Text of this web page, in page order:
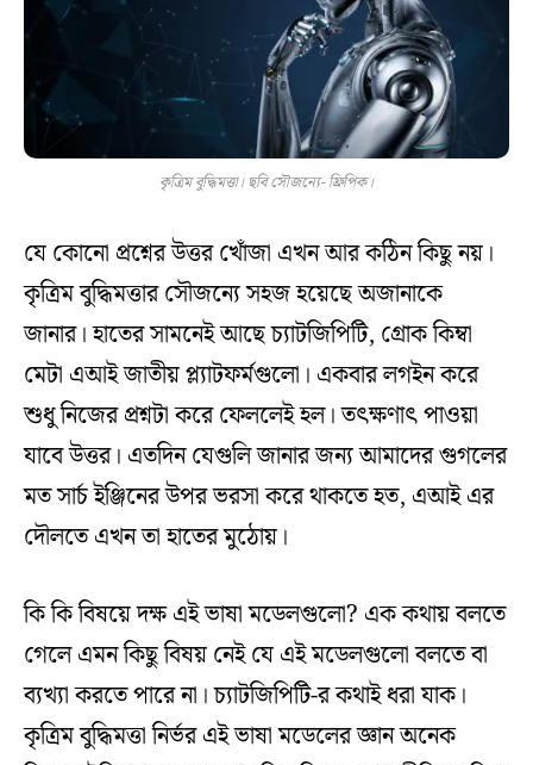
কৃত্রিম বুদ্ধিমত্তা। ছবি সৌজন্যে- ফ্রিপিক।
যে কোনো প্রশ্নের উত্তর খোঁজা এখন আর কঠিন কিছু নয়।
কৃত্রিম বুদ্ধিমত্তার সৌজন্যে সহজ হয়েছে অজানাকে
জানার। হাতের সামনেই আছে চ্যাটজিপিটি, গ্রোক কিম্বা
মেটা এআই জাতীয় প্ল্যাটফর্মগুলো। একবার লগইন করে
শুধু নিজের প্রশ্নটা করে ফেললেই হল। তৎক্ষণাৎ পাওয়া
যাবে উত্তর। এতদিন যেগুলি জানার জন্য আমাদের গুগলের
মত সার্চ ইঞ্জিনের উপর ভরসা করে থাকতে হত, এআই এর
দৌলতে এখন তা হাতের মুঠোয়।
কি কি বিষয়ে দক্ষ এই ভাষা মডেলগুলো? এক কথায় বলতে
গেলে এমন কিছু বিষয় নেই যে এই মডেলগুলো বলতে বা
ব্যখ্যা করতে পারে না। চ্যাটজিপিটি-র কথাই ধরা যাক।
কৃত্রিম বুদ্ধিমত্তা নির্ভর এই ভাষা মডেলের জ্ঞান অনেক